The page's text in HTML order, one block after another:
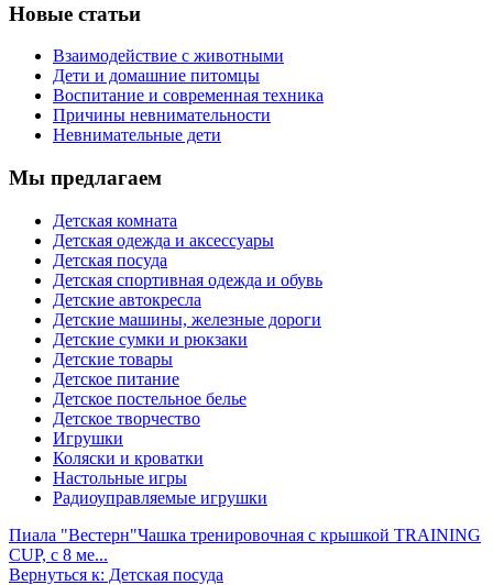
Новые статьи
Взаимодействие с животными
Дети и домашние питомцы
Воспитание и современная техника
Причины невнимательности
Невнимательные дети
Мы предлагаем
Детская комната
Детская одежда и аксессуары
Детская посуда
Детская спортивная одежда и обувь
Детские автокресла
Детские машины, железные дороги
Детские сумки и рюкзаки
Детские товары
Детское питание
Детское постельное белье
Детское творчество
Игрушки
Коляски и кроватки
Настольные игры
Радиоуправляемые игрушки
Пиала "Вестерн"Чашка тренировочная с крышкой TRAINING
CUP, с 8 ме...
Вернуться к: Детская посуда